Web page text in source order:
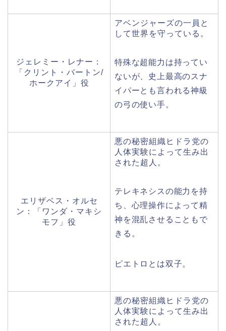
ジェレミー・レナー：
「クリント・バートン/
ホークアイ」役
アベンジャーズの一員と
して世界を守っている。
特殊な超能力は持ってい
ないが、史上最高のスナ
イパーとも言われる神級
の弓の使い手。
エリザベス・オルセ
ン：「ワンダ・マキシ
モフ」役
悪の秘密組織ヒドラ党の
人体実験によって生み出
された超人。
テレキネシスの能力を持
ち、心理操作によって精
神を混乱させることもで
きる。
ピエトロとは双子。
悪の秘密組織ヒドラ党の
人体実験によって生み出
された超人。